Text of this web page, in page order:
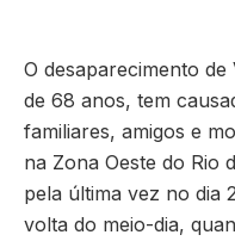
O desaparecimento
de 68 anos, tem
familiares, amigos e
na Zona Oeste do Rio
pela última vez no dia
volta do meio-dia,